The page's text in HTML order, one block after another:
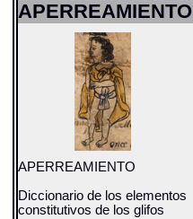
APERREAMIENTO
APERREAMIENTO
Diccionario de los elementos
constitutivos de los glifos